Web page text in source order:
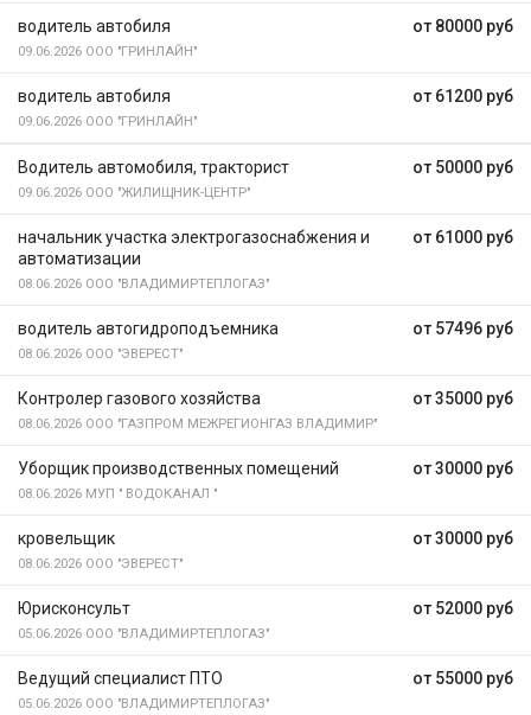
от 80000 руб
водитель автобиля
09.06.2026 ООО "ГРИНЛАЙН"
от 61200 руб
водитель автобиля
09.06.2026 ООО "ГРИНЛАЙН"
от 50000 руб
Водитель автомобиля, тракторист
09.06.2026 ООО "ЖИЛИЩНИК-ЦЕНТР"
от 61000 руб
начальник участка электрогазоснабжения и
автоматизации
08.06.2026 ООО "ВЛАДИМИРТЕПЛОГАЗ"
от 57496 руб
водитель автогидроподъемника
08.06.2026 ООО "ЭВЕРЕСТ"
от 35000 руб
Контролер газового хозяйства
08.06.2026 ООО "ГАЗПРОМ МЕЖРЕГИОНГАЗ ВЛАДИМИР"
от 30000 руб
Уборщик производственных помещений
08.06.2026 МУП " ВОДОКАНАЛ "
от 30000 руб
кровельщик
08.06.2026 ООО "ЭВЕРЕСТ"
от 52000 руб
Юрисконсульт
05.06.2026 ООО "ВЛАДИМИРТЕПЛОГАЗ"
от 55000 руб
Ведущий специалист ПТО
05.06.2026 ООО "ВЛАДИМИРТЕПЛОГАЗ"